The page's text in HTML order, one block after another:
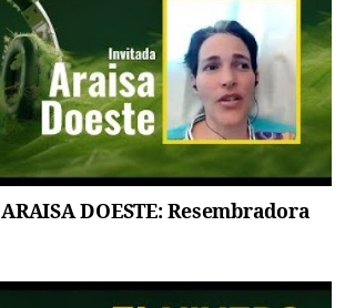
DOESTE: Resembradora